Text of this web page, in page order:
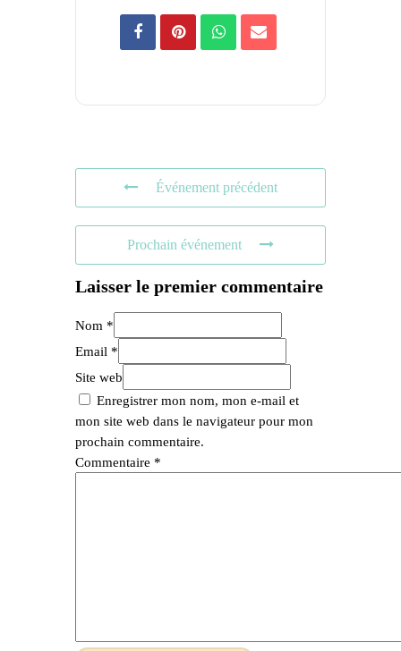
Événement précédent
Prochain événement
Laisser le premier commentaire
Nom *
Email *
Site web
Enregistrer mon nom, mon e-mail et
mon site web dans le navigateur pour mon
prochain commentaire.
Commentaire *